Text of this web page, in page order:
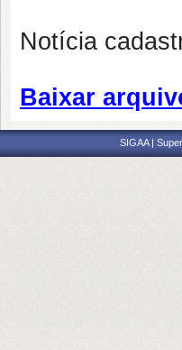
Notícia
Baixar
SIGAA |